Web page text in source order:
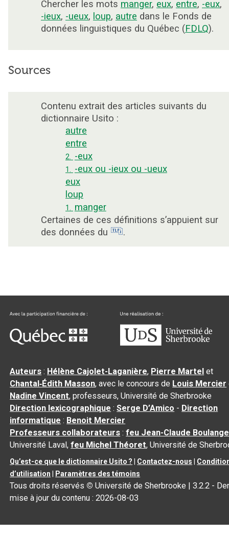
Chercher les mots manger, eux, entre, -eux,
-ieux, -ueux, loup, autre dans le Fonds de
données linguistiques du Québec (FDLQ).
Sources
Contenu extrait des articles suivants du
dictionnaire Usito :
autre
entre
2. -eux
1. -eux ou -ieux ou -ueux
eux
loup
1. manger
Certaines de ces définitions s’appuient sur
des données du
.
Auteurs : Hélène Cajolet-Laganière, Pierre Martel et
Chantal‑Édith Masson, avec le concours de Louis Mercier
Nadine Vincent, professeurs, Université de Sherbrooke
Direction lexicographique :Serge D’Amico - Direction
informatique : Benoit Mercier
Professeurs collaborateurs :feu Jean-Claude
Université Laval,feu Michel Théoret, Université de
Qu’est-ce que le dictionnaire Usito ? Contactez-nous
d’utilisation
Paramètres des témoins
Tous droits réservés © Université de Sherbrooke |3.2.2 -
mise à jour du contenu :2026-08-03